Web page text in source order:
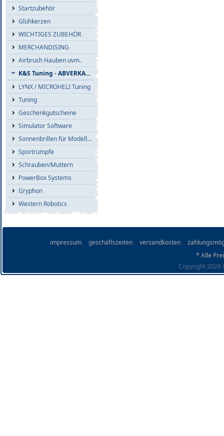
Startzubehör
Glühkerzen
WICHTIGES ZUBEHÖR
MERCHANDISING
Airbrush Hauben uvm.
K&S Tuning - ABVERKAUF
LYNX / MICROHELI Tuning
Tuning
Geschenkgutscheine
Simulator Software
Sonnenbrillen für Modellflieger
Sportrümpfe
Schrauben/Muttern
PowerBox Systems
Gryphon
Western Robotics
impressum geschäftszeiten versandkosten
* Alle
Copyright 2026